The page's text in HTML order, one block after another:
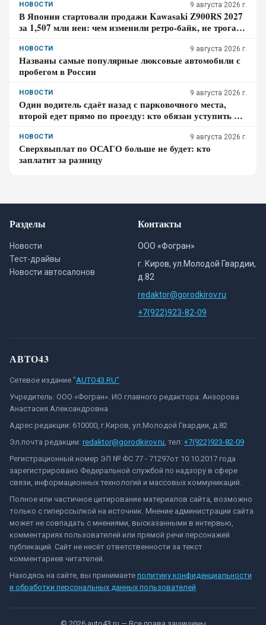
НОВОСТИ 9 августа 2026 г.
В Японии стартовали продажи Kawasaki Z900RS 2027
за 1,507 млн иен: чем изменили ретро-байк, не трогая
НОВОСТИ 9 августа 2026 г.
Названы самые популярные люксовые автомобили с
пробегом в России
НОВОСТИ 9 августа 2026 г.
Один водитель сдаёт назад с парковочного места,
второй едет прямо по проезду: кто обязан уступить по
НОВОСТИ 9 августа 2026 г.
Сверхвыплат по ОСАГО больше не будет: кто
заплатит за разницу
Разделы
Новости
Тест-драйвы
Новости автосалонов
Контакты
ООО «Фогран»
г. Киров, ул.Молодой Гвардии,
д.82
redaktor@gorodkirov.ru
+7(922)923-82-09
АВТО43
Сетевое издание "AUTO43.RU"
Учредитель: ООО «Фогран». ИО главного редактора: Анзорова
Анастасия Александровна
Адрес редакции: 610000, г.Киров, ул.Молодой Гвардии, д.82
Эл.почта редакции: redaktor@gorodkirov.ru, тел: +7(922)923-82-09
Регистрационный номер ЭЛ № ФС 77 - 71297от 10.10.2017 года
зарегистрировано Федеральной службой по надзору в сфере
связи, информационных технологий и массовых коммуникаций.
Полное или частичное цитирование материалов сайта, возможно
только с гиперссылкой на источник. Мнение администрации сайта
может не совпадать с мнениями, высказанными в интервью,
комментариях пользователей или прямой речи персонажей
публикаций. Сайт не несёт ответственности за текст
комментариев читателей.
Находясь на сайте, вы принимаете политику конфиденциальности
и обработки персональных данных пользователей